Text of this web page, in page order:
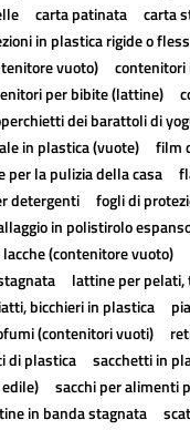
carta patinata carta
in plastica rigide o
vuoto)
contenitori
per bibite (lattine)
dei barattoli di
in plastica (vuote) film
per la pulizia della casa
detergenti
fogli di
in polistirolo
lacche (contenitore vuoto)
lattine per pelati,
bicchieri in plastica
(contenitori vuoti)
di plastica sacchetti in
sacchi per alimenti
in banda stagnata